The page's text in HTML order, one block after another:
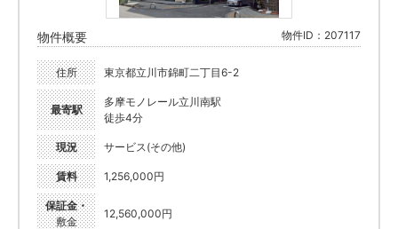
物件概要 物件ID：207117
住所 東京都立川市錦町二丁目6-2
最寄駅
多摩モノレール立川南駅
徒歩4分
現況 サービス(その他)
賃料 1,256,000円
保証金・
敷金
12,560,000円